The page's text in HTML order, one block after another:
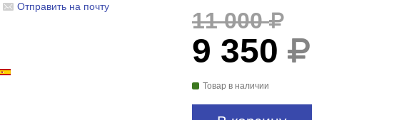
Отправить на почту
11 000
9 350
Товар в наличии